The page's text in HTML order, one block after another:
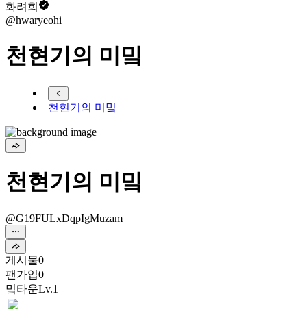
화려희
@hwaryeohi
천현기의 미밐
천현기의 미밐
천현기의 미밐
@G19FULxDqpIgMuzam
게시물0
팬가입0
밐타운Lv.1